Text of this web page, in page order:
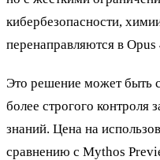
кибербезопасности,
перенаправляются в Opus
Это решение может быть
более строгого контроля
знаний. Цена на
сравнению с Mythos